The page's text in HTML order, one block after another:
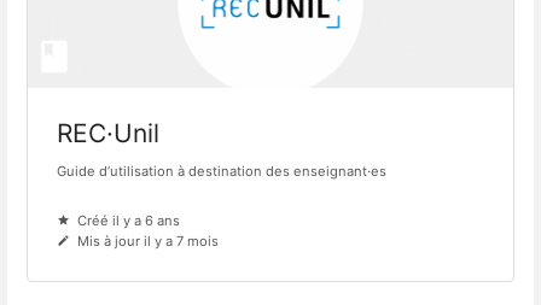
REC·Unil
Guide d’utilisation à destination des enseignant·es
Créé il y a 6 ans
Mis à jour il y a 7 mois